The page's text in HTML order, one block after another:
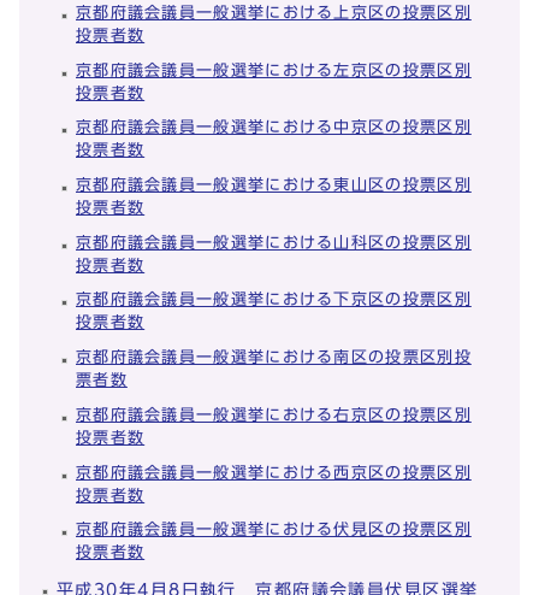
京都府議会議員一般選挙における上京区の投票区別
投票者数
京都府議会議員一般選挙における左京区の投票区別
投票者数
京都府議会議員一般選挙における中京区の投票区別
投票者数
京都府議会議員一般選挙における東山区の投票区別
投票者数
京都府議会議員一般選挙における山科区の投票区別
投票者数
京都府議会議員一般選挙における下京区の投票区別
投票者数
京都府議会議員一般選挙における南区の投票区別投
票者数
京都府議会議員一般選挙における右京区の投票区別
投票者数
京都府議会議員一般選挙における西京区の投票区別
投票者数
京都府議会議員一般選挙における伏見区の投票区別
投票者数
平成30年4月8日執行 京都府議会議員伏見区選挙